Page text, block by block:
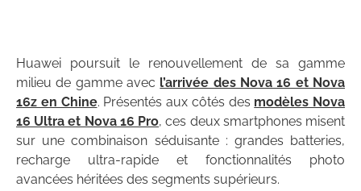
Huawei poursuit le renouvellement de sa gamme
milieu de gamme avec l’arrivée des Nova 16 et Nova
16z en Chine. Présentés aux côtés des modèles Nova
16 Ultra et Nova 16 Pro, ces deux smartphones misent
sur une combinaison séduisante : grandes batteries,
recharge ultra-rapide et fonctionnalités photo
avancées héritées des segments supérieurs.